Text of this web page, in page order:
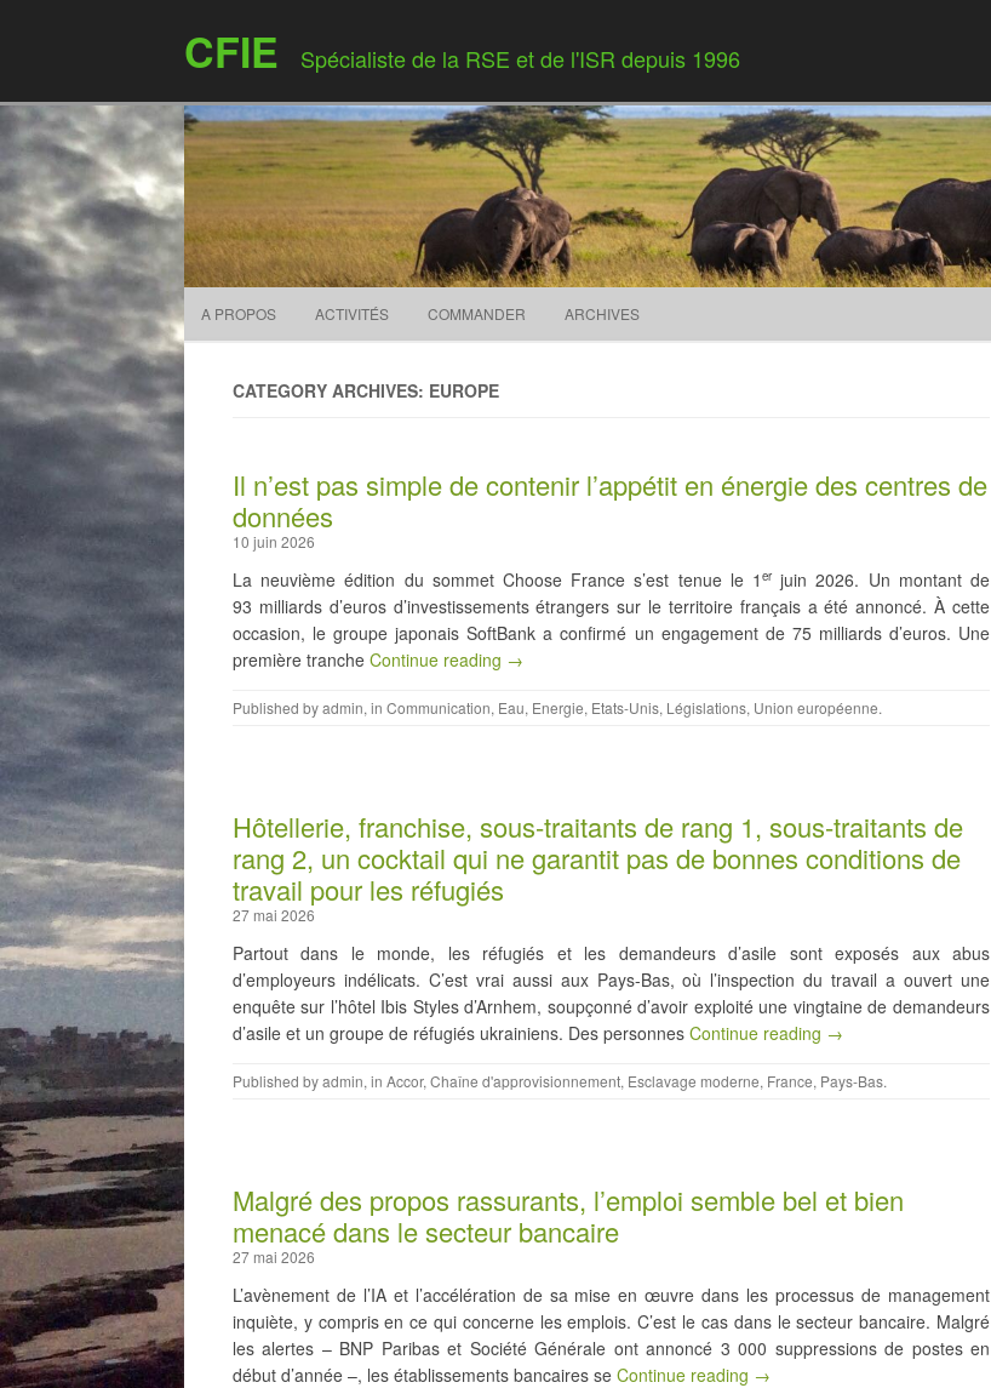
CFIE Spécialiste de la RSE et de l'ISR depuis 1996
Skip to content
A PROPOS ACTIVITÉS COMMANDER ARCHIVES
CATEGORY ARCHIVES: EUROPE
Il n’est pas simple de contenir l’appétit en énergie des centres de
données
10 juin 2026
La neuvième édition du sommet Choose France s’est tenue le 1 er juin 2026. Un montant de
93 milliards d’euros d’investissements étrangers sur le territoire français a été annoncé. À cette
occasion, le groupe japonais SoftBank a confirmé un engagement de 75 milliards d’euros. Une
première tranche Continue reading →
Published byadmin, in Communication, Eau, Energie, Etats-Unis, Législations, Union européenne.
Hôtellerie, franchise, sous-traitants de rang 1, sous-traitants de
rang 2, un cocktail qui ne garantit pas de bonnes conditions de
travail pour les réfugiés
27 mai 2026
Partout dans le monde, les réfugiés et les demandeurs d’asile sont exposés aux abus
d’employeurs indélicats. C’est vrai aussi aux Pays-Bas, où l’inspection du travail a ouvert une
enquête sur l’hôtel Ibis Styles d’Arnhem, soupçonné d’avoir exploité une vingtaine de demandeurs
d’asile et un groupe de réfugiés ukrainiens. Des personnes Continue reading →
Published byadmin, in Accor, Chaîne d'approvisionnement, Esclavage moderne, France, Pays-Bas.
Malgré des propos rassurants, l’emploi semble bel et bien
menacé dans le secteur bancaire
27 mai 2026
L’avènement de l’IA et l’accélération de sa mise en œuvre dans les processus de management
inquiète, y compris en ce qui concerne les emplois. C’est le cas dans le secteur bancaire. Malgré
les alertes – BNP Paribas et Société Générale ont annoncé 3 000 suppressions de postes en
début d’année –, les établissements bancaires se Continue reading →